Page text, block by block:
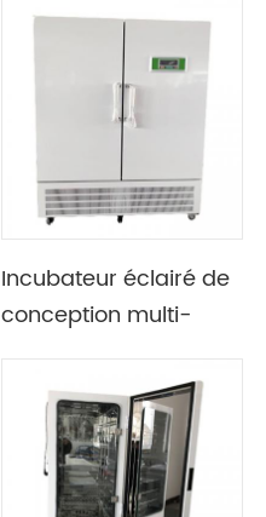
fonction de contrôle
automatique chaud et
Incubateur éclairé de
conception multi-
avec conception de
contrôle de
programme à 30
segments